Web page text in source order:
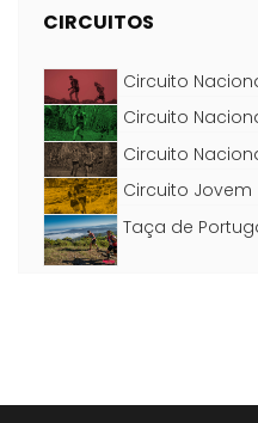
CIRCUITOS
Circuito
Circuito
Circuito
Circuito Jovem
Taça de